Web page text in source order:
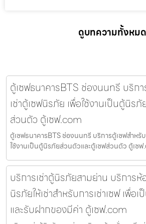
ดูบทความทั้งหมด
ตู้เซฟธนาคารBTS ช่องนนทรี บริก
เช่าตู้เซฟนิรภัย เพื่อใช้งานเป็นตู้นิร
ส่วนตัว ตู้เซฟ.com
ตู้เซฟธนาคารBTS ช่องนนทรี บริการตู้เซฟสำหรั
ใช้งานเป็นตู้นิรภัยส่วนตัวและตู้เซฟส่วนตัว ตู้เซฟ
บริการเช่าตู้นิรภัยสามย่าน บริการ
นิรภัยให้เช่าสำหรับการเช่าเซฟ เพื่อ
และรับฝากของมีค่า ตู้เซฟ.com